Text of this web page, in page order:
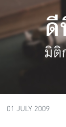
01 JULY 2009